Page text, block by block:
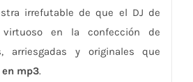
irrefutable de que el DJ de
en la confección de
arriesgadas y originales que
mp3.